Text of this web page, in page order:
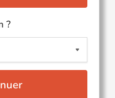
?